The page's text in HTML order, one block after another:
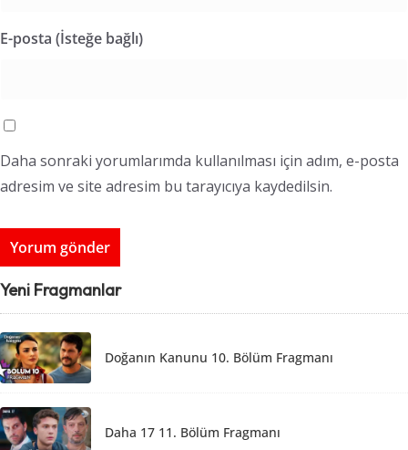
E-posta (İsteğe bağlı)
Daha sonraki yorumlarımda kullanılması için adım, e-posta
adresim ve site adresim bu tarayıcıya kaydedilsin.
Yeni Fragmanlar
Doğanın Kanunu 10. Bölüm Fragmanı
Daha 17 11. Bölüm Fragmanı